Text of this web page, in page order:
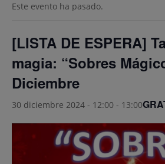
Este evento ha pasado.
[LISTA DE ESPERA]
magia: “Sobres
Diciembre
30 diciembre 2024 - 12:00 - 13:00